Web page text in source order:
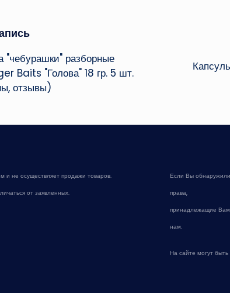
"чебурашки" разборные
Baits "Голова" 18 гр. 5 шт.
отзывы)
и не осуществляет продажи товаров.
от заявленных.
Если Вы
права,
принадлежащие
нам.
На сайте могут